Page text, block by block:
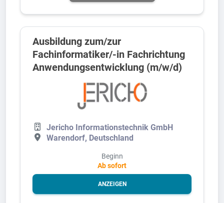
Ausbildung zum/zur
Fachinformatiker/-in Fachrichtung
Anwendungsentwicklung (m/w/d)
Jericho Informationstechnik GmbH
Warendorf, Deutschland
Beginn
Ab sofort
ANZEIGEN